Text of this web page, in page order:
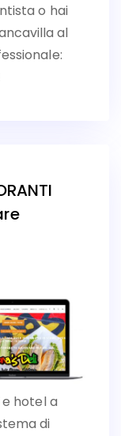
o hai
al
hotel a
di